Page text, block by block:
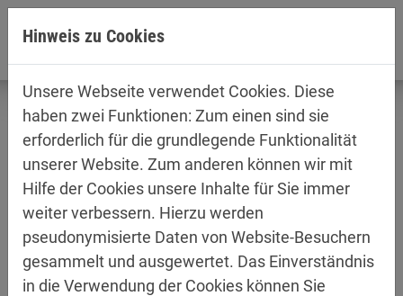
Direkt zur Hauptnavigation springen
Direkt zum Inhalt springen
Produktinformationen /
Sicherheitsdatenblätter
Aerosole
Hinweis zu Cookies
Unsere Webseite verwendet Cookies. Diese
haben zwei Funktionen: Zum einen sind sie
erforderlich für die grundlegende Funktionalität
unserer Website. Zum anderen können wir mit
Hilfe der Cookies unsere Inhalte für Sie immer
weiter verbessern. Hierzu werden
pseudonymisierte Daten von Website-Besuchern
gesammelt und ausgewertet. Das Einverständnis
in die Verwendung der Cookies können Sie